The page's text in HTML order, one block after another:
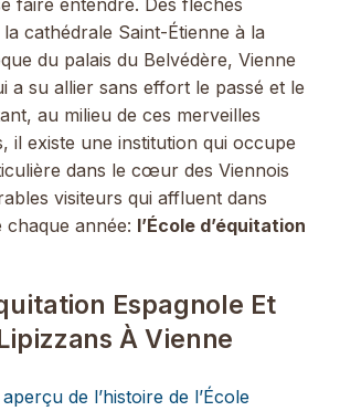
cathédrale Saint-Étienne à la
du palais du Belvédère, Vienne
a su allier sans effort le passé et le
au milieu de ces merveilles
il existe une institution qui occupe
dans le cœur des Viennois
visiteurs qui affluent dans
chaque année: l’École d’équitation
Espagnole Et
À Vienne
de l’histoire de l’École